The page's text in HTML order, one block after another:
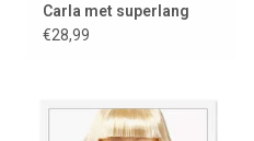
Carla met superlang
haar
€28,99